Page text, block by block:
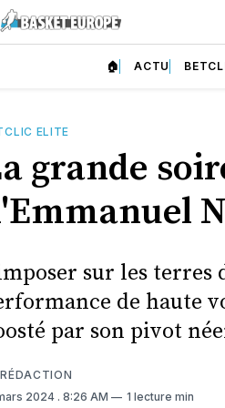
🏠 ACTU
ELITE
grande
sur les terres
de haute
par son pivot
2024 . 8:26 AM 1 lecture min